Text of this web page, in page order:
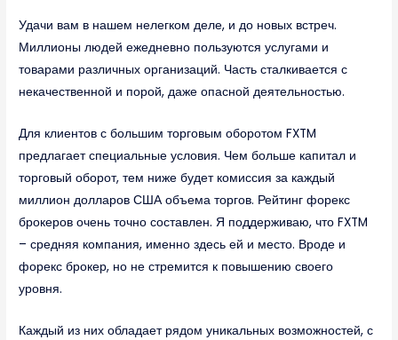
Удачи вам в нашем нелегком деле, и до новых встреч.
Миллионы людей ежедневно пользуются услугами и
товарами различных организаций. Часть сталкивается с
некачественной и порой, даже опасной деятельностью.
Для клиентов с большим торговым оборотом FXTM
предлагает специальные условия. Чем больше капитал и
торговый оборот, тем ниже будет комиссия за каждый
миллион долларов США объема торгов. Рейтинг форекс
брокеров очень точно составлен. Я поддерживаю, что FXTM
– средняя компания, именно здесь ей и место. Вроде и
форекс брокер, но не стремится к повышению своего
уровня.
Каждый из них обладает рядом уникальных возможностей, с